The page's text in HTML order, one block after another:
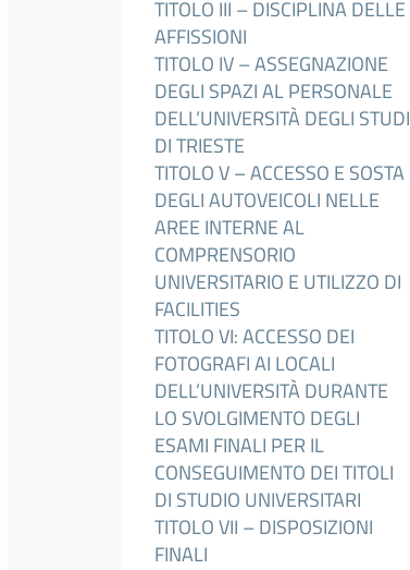
TITOLO III – DISCIPLINA DELLE
AFFISSIONI
TITOLO IV – ASSEGNAZIONE
DEGLI SPAZI AL PERSONALE
DELL’UNIVERSITÀ DEGLI STUDI
DI TRIESTE
TITOLO V – ACCESSO E SOSTA
DEGLI AUTOVEICOLI NELLE
AREE INTERNE AL
COMPRENSORIO
UNIVERSITARIO E UTILIZZO DI
FACILITIES
TITOLO VI: ACCESSO DEI
FOTOGRAFI AI LOCALI
DELL’UNIVERSITÀ DURANTE
LO SVOLGIMENTO DEGLI
ESAMI FINALI PER IL
CONSEGUIMENTO DEI TITOLI
DI STUDIO UNIVERSITARI
TITOLO VII – DISPOSIZIONI
FINALI